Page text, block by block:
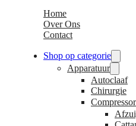
Home
Over Ons
Contact
Shop op categorie
Apparatuur
Autoclaaf
Chirurgie